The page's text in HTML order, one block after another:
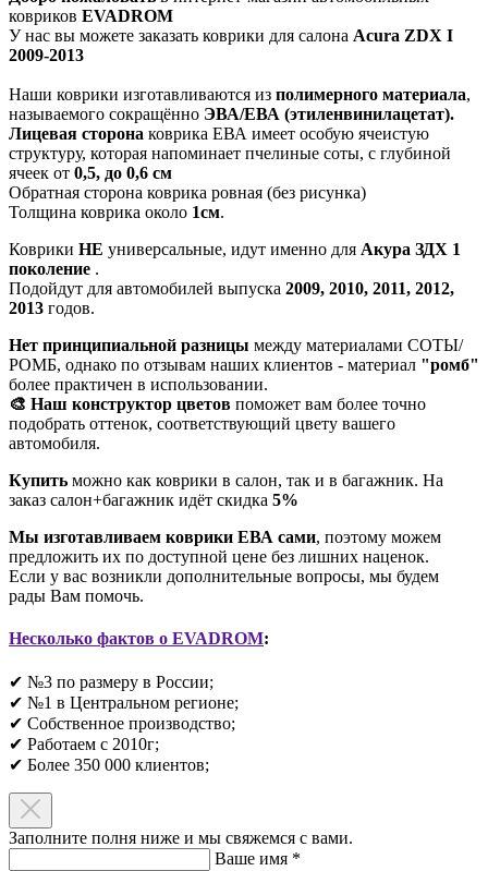
ковриков EVADROM
У нас вы можете заказать коврики для салона Acura ZDX I
2009-2013
Наши коврики изготавливаются из полимерного материала,
называемого сокращённо ЭВА/ЕВА (этиленвинилацетат).
Лицевая сторона коврика ЕВА имеет особую ячеистую
структуру, которая напоминает пчелиные соты, с глубиной
ячеек от 0,5, до 0,6 см
Обратная сторона коврика ровная (без рисунка)
Толщина коврика около 1см.
Коврики НЕ универсальные, идут именно для Акура ЗДХ 1
поколение .
Подойдут для автомобилей выпуска 2009, 2010, 2011, 2012,
2013 годов.
Нет принципиальной разницы между материалами СОТЫ/
РОМБ, однако по отзывам наших клиентов - материал "ромб"
более практичен в использовании.
🎨 Наш конструктор цветов поможет вам более точно
подобрать оттенок, соответствующий цвету вашего
автомобиля.
Купить можно как коврики в салон, так и в багажник. На
заказ салон+багажник идёт скидка 5%
Мы изготавливаем коврики ЕВА сами, поэтому можем
предложить их по доступной цене без лишних наценок.
Если у вас возникли дополнительные вопросы, мы будем
рады Вам помочь.
Несколько фактов о EVADROM:
✔ №3 по размеру в России;
✔ №1 в Центральном регионе;
✔ Собственное производство;
✔ Работаем с 2010г;
✔ Более 350 000 клиентов;​
Заполните полня ниже и мы свяжемся с вами.
Ваше имя *